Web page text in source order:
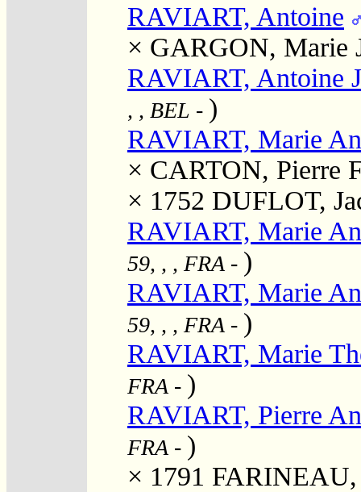
RAVIART, Antoine
× GARGON, Marie
RAVIART, Antoine
, , BEL - )
RAVIART, Marie
× CARTON, Pierre
× 1752 DUFLOT,
RAVIART, Marie
59, , , FRA - )
RAVIART, Marie
59, , , FRA - )
RAVIART, Marie
FRA - )
RAVIART, Pierre
FRA - )
× 1791 FARINEAU,